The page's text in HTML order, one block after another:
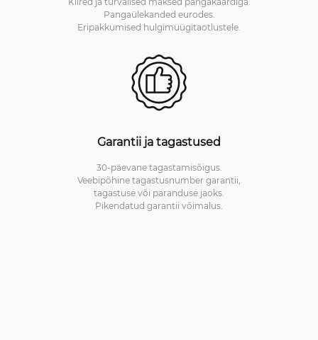
Pangaülekanded eurodes.
Eripakkumised hulgimüügitaotlustele.
Garantii ja tagastused
30-päevane tagastamisõigus.
Veebipõhine tagastusnumber garantii,
tagastuse või paranduse jaoks.
Pikendatud garantii võimalus.